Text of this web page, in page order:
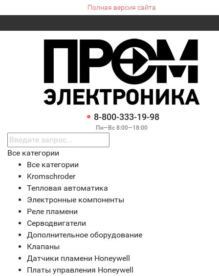
Полная версия сайта
8-800-333-19-98
Пн—Вс 8:00—18:00
Все категории
Все категории
Kromschroder
Тепловая автоматика
Электронные компоненты
Реле пламени
Серводвигатели
Дополнительное оборудование
Клапаны
Датчики пламени Honeywell
Платы управления Honeywell